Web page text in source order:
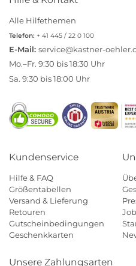
Alle Hilfethemen
Telefon: + 41 445 / 22 0 100
E-Mail: service@kastner-
Mo.–Fr. 9:30 bis 18:30 Uhr
Sa. 9:30 bis 18:00 Uhr
Kundenservice
Hilfe & FAQ
Größentabellen
Versand & Lieferung
Retouren
Gutscheinbedingungen
Geschenkkarten
Unsere Zahlungsarten